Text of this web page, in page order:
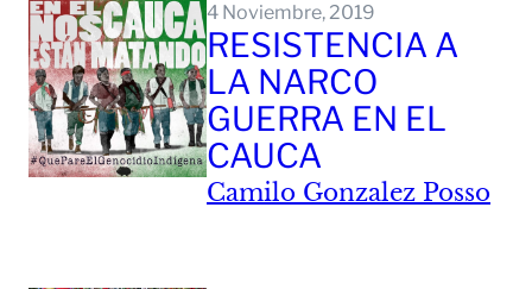
4 Noviembre, 2019
RESISTENCIA A
LA NARCO
GUERRA EN EL
CAUCA
Camilo Gonzalez Posso